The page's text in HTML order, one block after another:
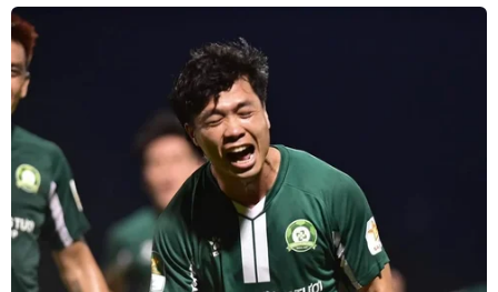
Đại biểu Quốc hội đã thể hiện sự quan
tâm với công tác quy hoạch
30/05/2022 12:57
Trong phiên thảo luận chiều, nhiều đại biểu Quốc hội
bày tỏ sự quan tâm đến chất lượng quy hoạch; những
bất cập hiện nay, từ đó nêu ra những kiến nghị đề xuất